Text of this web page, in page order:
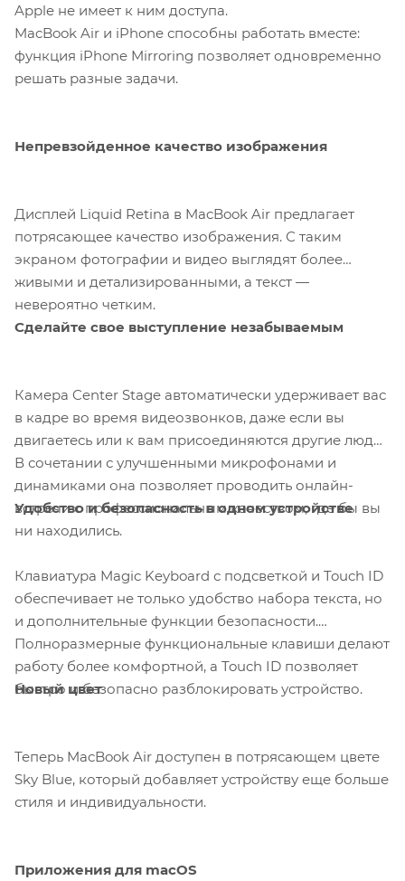
Apple не имеет к ним доступа.
MacBook Air и iPhone способны работать вместе:
функция iPhone Mirroring позволяет одновременно
решать разные задачи.
Непревзойденное качество изображения
Дисплей Liquid Retina в MacBook Air предлагает
потрясающее качество изображения. С таким
экраном фотографии и видео выглядят более
живыми и детализированными, а текст —
невероятно четким.
Сделайте свое выступление незабываемым
Камера Center Stage автоматически удерживает вас
в кадре во время видеозвонков, даже если вы
двигаетесь или к вам присоединяются другие люди.
В сочетании с улучшенными микрофонами и
динамиками она позволяет проводить онлайн-
встречи с профессиональным качеством, где бы вы
ни находились.
Удобство и безопасность в одном устройстве
Клавиатура Magic Keyboard с подсветкой и Touch ID
обеспечивает не только удобство набора текста, но
и дополнительные функции безопасности.
Полноразмерные функциональные клавиши делают
работу более комфортной, а Touch ID позволяет
быстро и безопасно разблокировать устройство.
Новый цвет
Теперь MacBook Air доступен в потрясающем цвете
Sky Blue, который добавляет устройству еще больше
стиля и индивидуальности.
Приложения для macOS